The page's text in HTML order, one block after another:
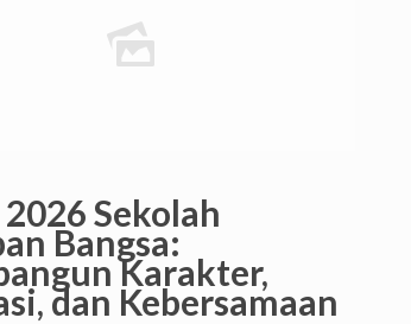
2026 Sekolah
Bangsa:
Karakter,
dan Kebersamaan